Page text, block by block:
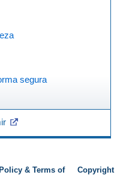
segura
& Terms of
Copyright